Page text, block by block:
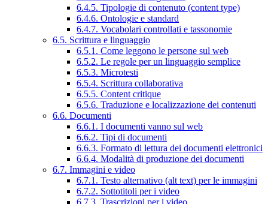
6.4.5. Tipologie di contenuto (content type)
6.4.6. Ontologie e standard
6.4.7. Vocabolari controllati e tassonomie
6.5. Scrittura e linguaggio
6.5.1. Come leggono le persone sul web
6.5.2. Le regole per un linguaggio semplice
6.5.3. Microtesti
6.5.4. Scrittura collaborativa
6.5.5. Content critique
6.5.6. Traduzione e localizzazione dei contenuti
6.6. Documenti
6.6.1. I documenti vanno sul web
6.6.2. Tipi di documenti
6.6.3. Formato di lettura dei documenti elettronici
6.6.4. Modalità di produzione dei documenti
6.7. Immagini e video
6.7.1. Testo alternativo (alt text) per le immagini
6.7.2. Sottotitoli per i video
6.7.3. Trascrizioni per i video